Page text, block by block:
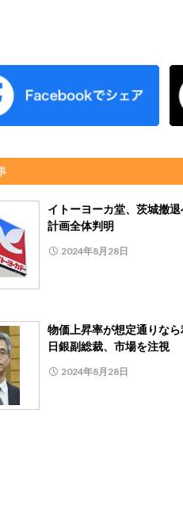
イトーヨーカ堂、茨城撤
計画全体判明
2024年8月28日
物価上昇率が想定通りな
日銀副総裁、市場を注視
2024年8月28日